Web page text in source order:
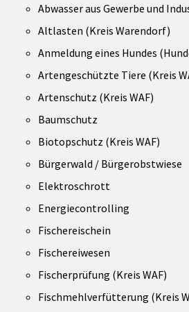
Abwasser aus Gewerbe und
Altlasten (Kreis Warendorf)
Anmeldung eines Hundes
Artengeschützte Tiere (Kreis
Artenschutz (Kreis WAF)
Baumschutz
Biotopschutz (Kreis WAF)
Bürgerwald / Bürgerobstwiese
Elektroschrott
Energiecontrolling
Fischereischein
Fischereiwesen
Fischerprüfung (Kreis WAF)
Fischmehlverfütterung (Kreis